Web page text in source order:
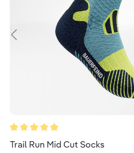
Valutazione media di 5 su 5 stelle
Trail Run Mid Cut Socks